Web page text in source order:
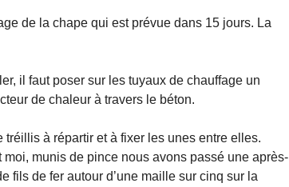
de la chape qui est prévue dans 15 jours. La
il faut poser sur les tuyaux de chauffage un
de chaleur à travers le béton.
à répartir et à fixer les unes entre elles.
munis de pince nous avons passé une après-
fils de fer autour d’une maille sur cinq sur la